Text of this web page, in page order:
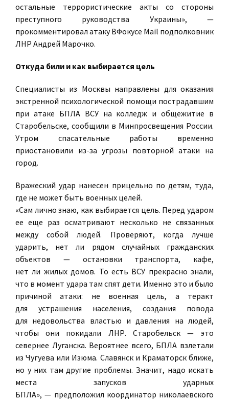
остальные террористические акты со стороны
преступного руководства Украины», —
прокомментировал атаку ВФокусе Mail подполковник
ЛНР Андрей Марочко.
Откуда били и как выбирается цель
Специалисты из Москвы направлены для оказания
экстренной психологической помощи пострадавшим
при атаке БПЛА ВСУ на колледж и общежитие в
Старобельске, сообщили в Минпросвещения России.
Утром спасательные работы временно
приостановили из-за угрозы повторной атаки на
город.
Вражеский удар нанесен прицельно по детям, туда,
где не может быть военных целей.
«Сам лично знаю, как выбирается цель. Перед ударом
ее еще раз осматривают несколько не связанных
между собой людей. Проверяют, когда лучше
ударить, нет ли рядом случайных гражданских
объектов — остановки транспорта, кафе,
нет ли жилых домов. То есть ВСУ прекрасно знали,
что в момент удара там спят дети. Именно это и было
причиной атаки: не военная цель, а теракт
для устрашения населения, создания повода
для недовольства властью и давления на людей,
чтобы они покидали ЛНР. Старобельск — это
севернее Луганска. Вероятнее всего, БПЛА взлетали
из Чугуева или Изюма. Славянск и Краматорск ближе,
но у них там другие проблемы. Значит, надо искать
места запусков ударных
БПЛА», — предположил координатор николаевского